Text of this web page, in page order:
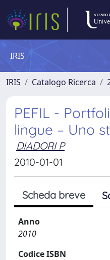
IRIS
IRIS Catalogo Ricerca
PEFIL -
lingue – Uno
DIADORI P
2010-01-01
Scheda breve
Anno
2010
Codice ISBN